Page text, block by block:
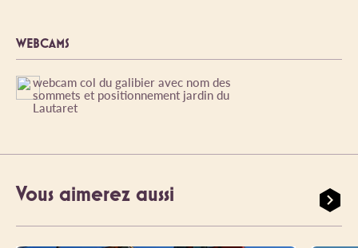
WEBCAMS
webcam col du galibier avec nom des
sommets et positionnement jardin du
Lautaret
Vous aimerez aussi